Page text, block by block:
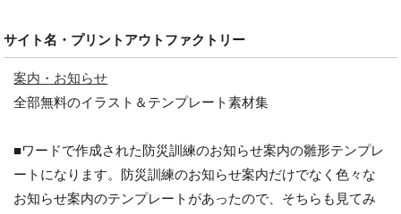
サイト名・プリントアウトファクトリー
案内・お知らせ
全部無料のイラスト＆テンプレート素材集
■ワードで作成された防災訓練のお知らせ案内の雛形テンプレ
ートになります。防災訓練のお知らせ案内だけでなく色々な
お知らせ案内のテンプレートがあったので、そちらも見てみ